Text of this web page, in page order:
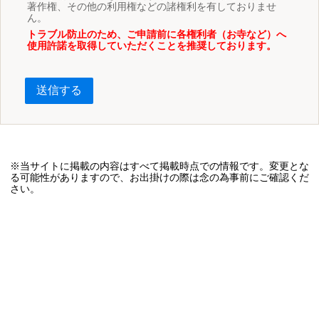
著作権、その他の利用権などの諸権利を有しておりませ
ん。
トラブル防止のため、ご申請前に各権利者（お寺など）へ
使用許諾を取得していただくことを推奨しております。
送信する
※当サイトに掲載の内容はすべて掲載時点での情報です。変更とな
る可能性がありますので、お出掛けの際は念の為事前にご確認くだ
さい。